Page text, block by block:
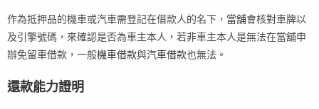
作為抵押品的機車或汽車需登記在借款人的名下， 當舖會核對車牌以
及引擎號碼，來確認是否為車主本人，若非車主本人是無法在當舖申
辦免留車借款，一般機車借款與汽車借款也無法。
還款能力證明